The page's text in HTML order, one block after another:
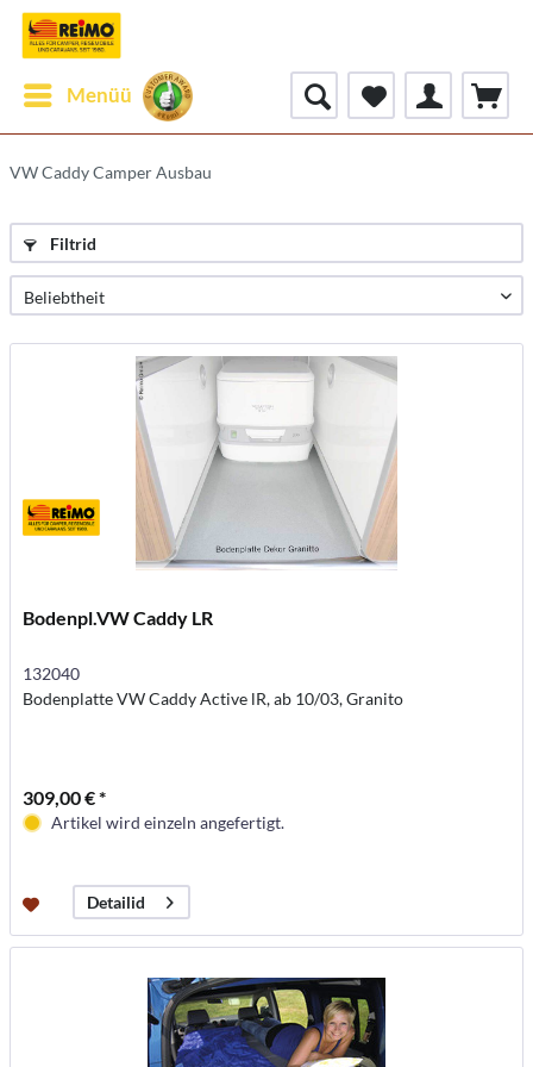
Menüü
VW Caddy Camper Ausbau
Filtrid
Bodenpl.VW Caddy LR
132040
Bodenplatte VW Caddy Active lR, ab 10/03, Granito
309,00 € *
Artikel wird einzeln angefertigt.
Detailid